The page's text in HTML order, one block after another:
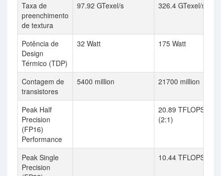
Taxa de
preenchimento
de textura
97.92 GTexel/s 326.4 GTexel/s
Potência de
Design
Térmico (TDP)
32 Watt 175 Watt
Contagem de
transistores
5400 million 21700 million
Peak Half
Precision
(FP16)
Performance
20.89 TFLOPS
(2:1)
Peak Single
Precision
10.44 TFLOPS